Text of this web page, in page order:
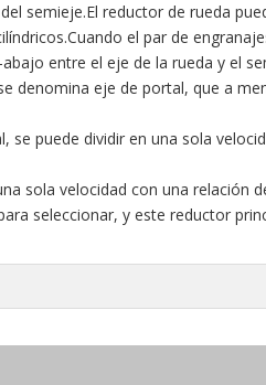
semieje.El reductor de rueda
el par de
entre el eje de la rueda y el
denomina eje de portal, que a
puede dividir en una sola
sola velocidad con una relación
seleccionar, y este reductor